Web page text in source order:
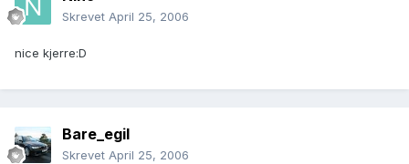
Skrevet April 25, 2006
nice kjerre:D
Bare_egil
Skrevet April 25, 2006